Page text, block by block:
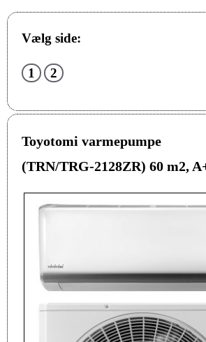
Vælg side:
1 2
Toyotomi varmepumpe
(TRN/TRG-2128ZR) 60 m2,